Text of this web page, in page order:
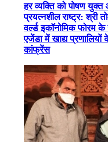
हर व्यक्ति को पोषण
प्रयत्नशील राष्ट्र: श्री
वर्ल्ड इकॉनोमिक फोरम
एजेंडा में खाद्य
कांफ्रेंस